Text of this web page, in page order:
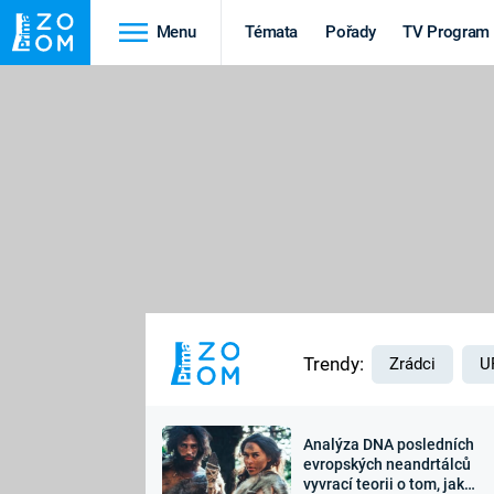
Menu Témata Pořady TV Program
Výročí
Trendy: Zrádci
Analýza DNA posledních
evropských neandrtálců
vyvrací teorii o tom, jak